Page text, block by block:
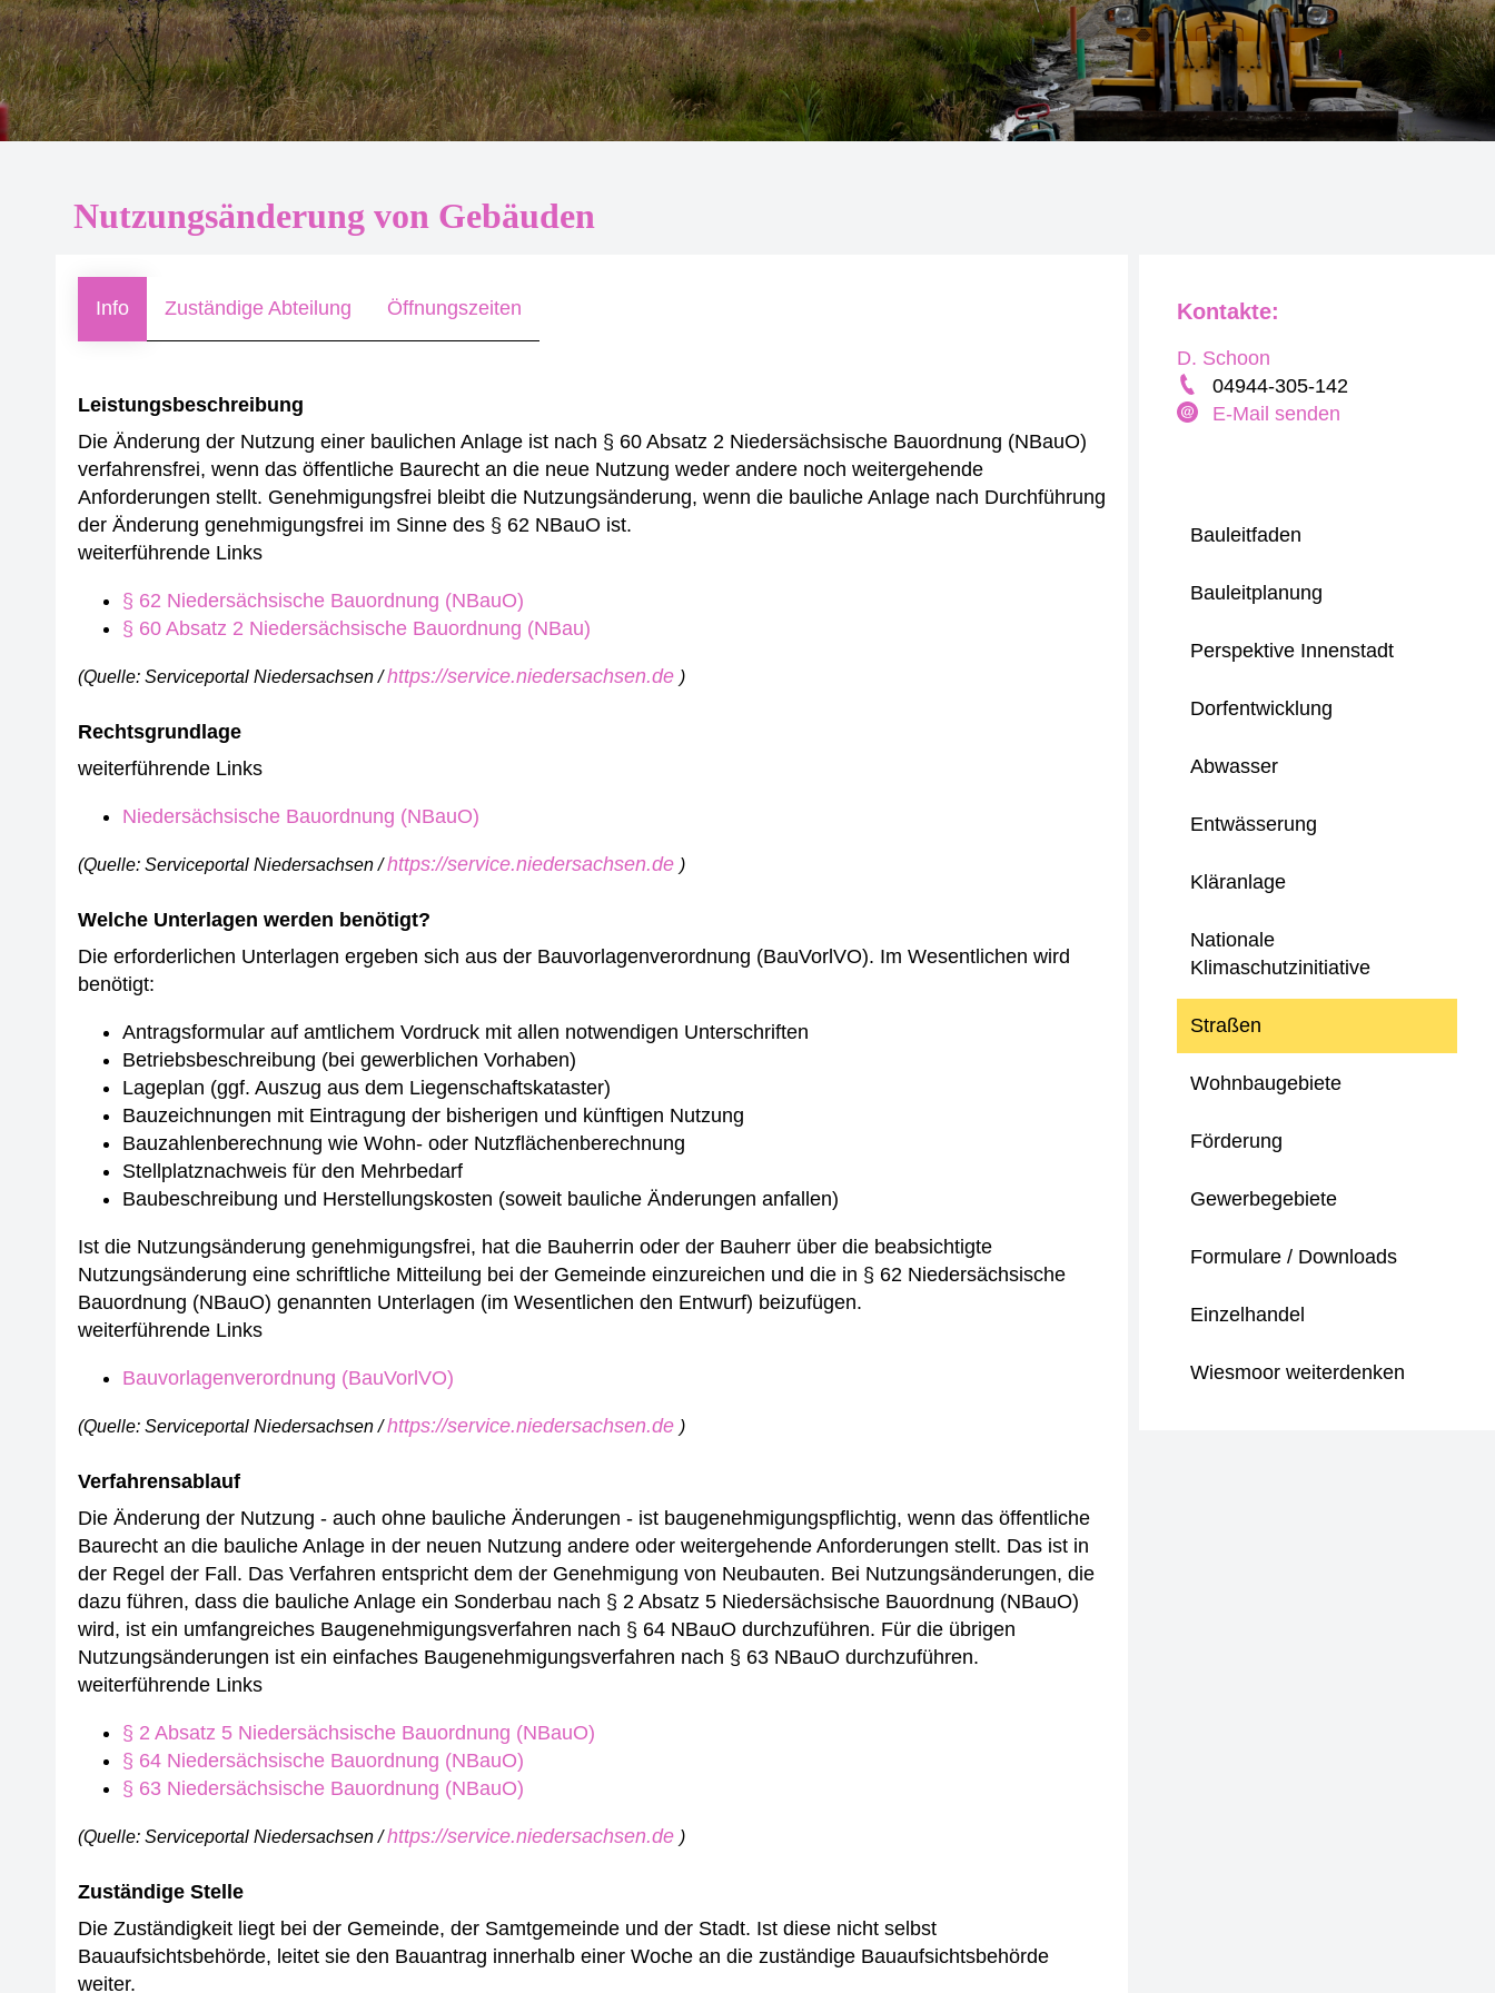
Nutzungsänderung von Gebäuden
Info Zuständige Abteilung Öffnungszeiten
Leistungsbeschreibung
Die Änderung der Nutzung einer baulichen Anlage ist nach § 60 Absatz 2 Niedersächsische Bauordnung (NBauO)
verfahrensfrei, wenn das öffentliche Baurecht an die neue Nutzung weder andere noch weitergehende
Anforderungen stellt. Genehmigungsfrei bleibt die Nutzungsänderung, wenn die bauliche Anlage nach Durchführung
der Änderung genehmigungsfrei im Sinne des § 62 NBauO ist.
weiterführende Links
§ 62 Niedersächsische Bauordnung (NBauO)
§ 60 Absatz 2 Niedersächsische Bauordnung (NBau)
(Quelle: Serviceportal Niedersachsen /https://service.niedersachsen.de )
Rechtsgrundlage
weiterführende Links
Niedersächsische Bauordnung (NBauO)
(Quelle: Serviceportal Niedersachsen /https://service.niedersachsen.de )
Welche Unterlagen werden benötigt?
Die erforderlichen Unterlagen ergeben sich aus der Bauvorlagenverordnung (BauVorlVO). Im Wesentlichen wird
benötigt:
Antragsformular auf amtlichem Vordruck mit allen notwendigen Unterschriften
Betriebsbeschreibung (bei gewerblichen Vorhaben)
Lageplan (ggf. Auszug aus dem Liegenschaftskataster)
Bauzeichnungen mit Eintragung der bisherigen und künftigen Nutzung
Bauzahlenberechnung wie Wohn- oder Nutzflächenberechnung
Stellplatznachweis für den Mehrbedarf
Baubeschreibung und Herstellungskosten (soweit bauliche Änderungen anfallen)
Ist die Nutzungsänderung genehmigungsfrei, hat die Bauherrin oder der Bauherr über die beabsichtigte
Nutzungsänderung eine schriftliche Mitteilung bei der Gemeinde einzureichen und die in § 62 Niedersächsische
Bauordnung (NBauO) genannten Unterlagen (im Wesentlichen den Entwurf) beizufügen.
weiterführende Links
Bauvorlagenverordnung (BauVorlVO)
(Quelle: Serviceportal Niedersachsen /https://service.niedersachsen.de )
Verfahrensablauf
Die Änderung der Nutzung - auch ohne bauliche Änderungen - ist baugenehmigungspflichtig, wenn das öffentliche
Baurecht an die bauliche Anlage in der neuen Nutzung andere oder weitergehende Anforderungen stellt. Das ist in
der Regel der Fall. Das Verfahren entspricht dem der Genehmigung von Neubauten. Bei Nutzungsänderungen, die
dazu führen, dass die bauliche Anlage ein Sonderbau nach § 2 Absatz 5 Niedersächsische Bauordnung (NBauO)
wird, ist ein umfangreiches Baugenehmigungsverfahren nach § 64 NBauO durchzuführen. Für die übrigen
Nutzungsänderungen ist ein einfaches Baugenehmigungsverfahren nach § 63 NBauO durchzuführen.
weiterführende Links
§ 2 Absatz 5 Niedersächsische Bauordnung (NBauO)
§ 64 Niedersächsische Bauordnung (NBauO)
§ 63 Niedersächsische Bauordnung (NBauO)
(Quelle: Serviceportal Niedersachsen /https://service.niedersachsen.de )
Zuständige Stelle
Die Zuständigkeit liegt bei der Gemeinde, der Samtgemeinde und der Stadt. Ist diese nicht selbst
Bauaufsichtsbehörde, leitet sie den Bauantrag innerhalb einer Woche an die zuständige Bauaufsichtsbehörde
weiter.
Bauleitfaden
Bauleitplanung
Perspektive Innenstadt
Dorfentwicklung
Abwasser
Entwässerung
Kläranlage
Nationale
Klimaschutzinitiative
Straßen
Wohnbaugebiete
Förderung
Gewerbegebiete
Formulare / Downloads
Einzelhandel
Wiesmoor weiterdenken
Kontakte:
D. Schoon
04944-305-142
E-Mail senden